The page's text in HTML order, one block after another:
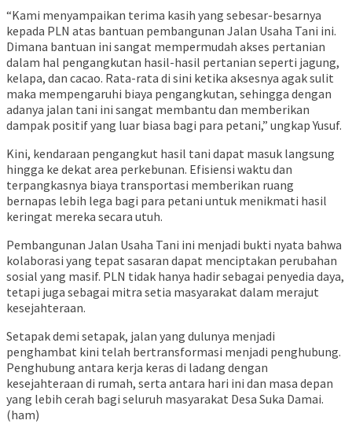
“Kami menyampaikan terima kasih yang sebesar-besarnya
kepada PLN atas bantuan pembangunan Jalan Usaha Tani ini.
Dimana bantuan ini sangat mempermudah akses pertanian
dalam hal pengangkutan hasil-hasil pertanian seperti jagung,
kelapa, dan cacao. Rata-rata di sini ketika aksesnya agak sulit
maka mempengaruhi biaya pengangkutan, sehingga dengan
adanya jalan tani ini sangat membantu dan memberikan
dampak positif yang luar biasa bagi para petani,” ungkap Yusuf.
Kini, kendaraan pengangkut hasil tani dapat masuk langsung
hingga ke dekat area perkebunan. Efisiensi waktu dan
terpangkasnya biaya transportasi memberikan ruang
bernapas lebih lega bagi para petani untuk menikmati hasil
keringat mereka secara utuh.
Pembangunan Jalan Usaha Tani ini menjadi bukti nyata bahwa
kolaborasi yang tepat sasaran dapat menciptakan perubahan
sosial yang masif. PLN tidak hanya hadir sebagai penyedia daya,
tetapi juga sebagai mitra setia masyarakat dalam merajut
kesejahteraan.
Setapak demi setapak, jalan yang dulunya menjadi
penghambat kini telah bertransformasi menjadi penghubung.
Penghubung antara kerja keras di ladang dengan
kesejahteraan di rumah, serta antara hari ini dan masa depan
yang lebih cerah bagi seluruh masyarakat Desa Suka Damai.
(ham)